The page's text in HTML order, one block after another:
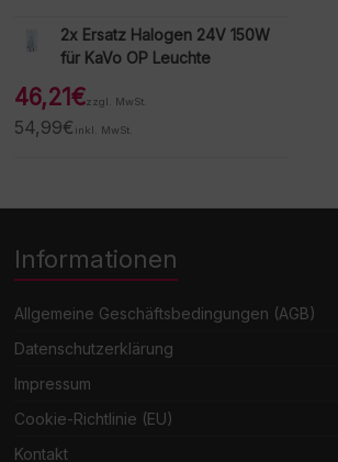
2x Ersatz Halogen 24V 150W
für KaVo OP Leuchte
46,21€zzgl. MwSt.
54,99€ inkl. MwSt.
Informationen
Allgemeine Geschäftsbedingungen (AGB)
Datenschutzerklärung
Impressum
Cookie-Richtlinie (EU)
Kontakt